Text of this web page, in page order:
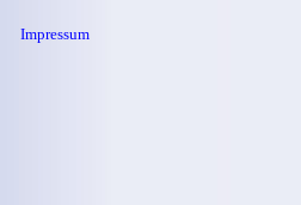
Impressum